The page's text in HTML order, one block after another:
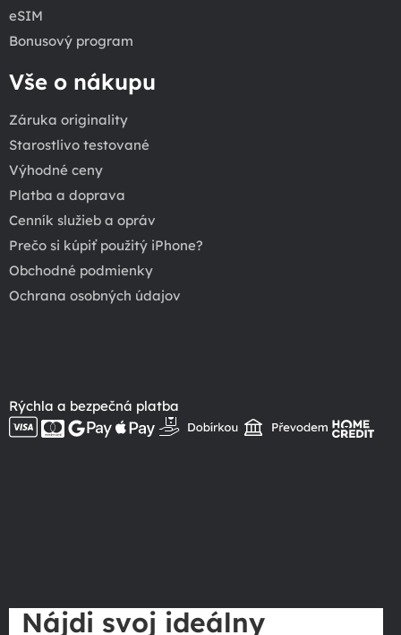
eSIM
Bonusový program
Vše o nákupu
Záruka originality
Starostlivo testované
Výhodné ceny
Platba a doprava
Cenník služieb a opráv
Prečo si kúpiť použitý iPhone?
Obchodné podmienky
Ochrana osobných údajov
Rýchla a bezpečná platba
Nájdi svoj ideálny